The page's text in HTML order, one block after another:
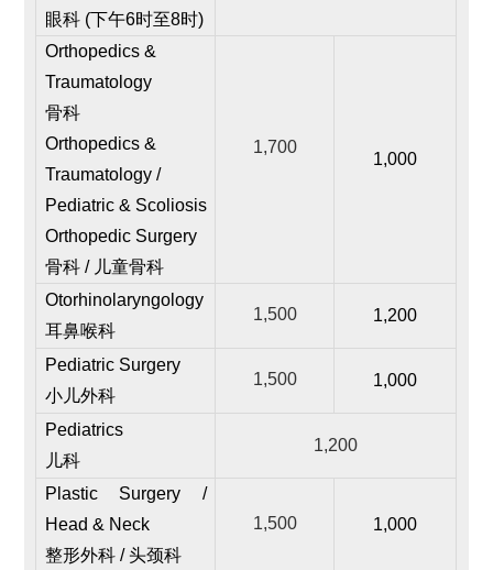
眼科 (下午6时至8时)
Orthopedics &
Traumatology
骨科
Orthopedics &
Traumatology /
Pediatric & Scoliosis
Orthopedic Surgery
骨科 / 儿童骨科
1,700
1,000
Otorhinolaryngology
耳鼻喉科
1,500 1,200
Pediatric Surgery
小儿外科
1,500 1,000
Pediatrics
儿科
1,200
Plastic Surgery /
Head & Neck
整形外科 / 头颈科
1,500 1,000